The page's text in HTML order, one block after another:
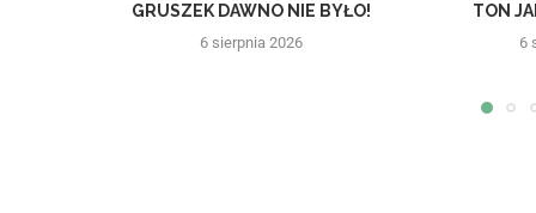
GRUSZEK DAWNO NIE BYŁO!
6 sierpnia 2026
TON
6